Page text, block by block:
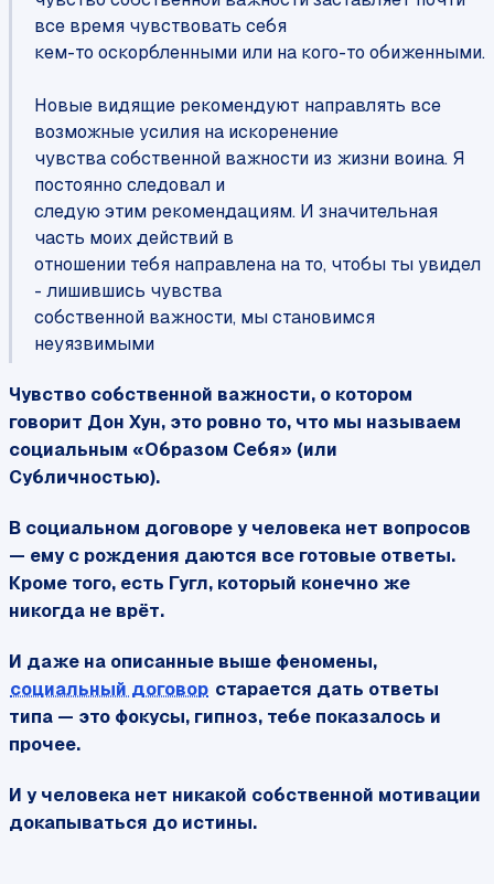
все время чувствовать себя
кем-то оскорбленными или на кого-то обиженными.
Новые видящие рекомендуют направлять все
возможные усилия на искоренение
чувства собственной важности из жизни воина. Я
постоянно следовал и
следую этим рекомендациям. И значительная
часть моих действий в
отношении тебя направлена на то, чтобы ты увидел
- лишившись чувства
собственной важности, мы становимся
неуязвимыми
Чувство собственной важности, о котором
говорит Дон Хун, это ровно то, что мы называем
социальным «Образом Себя» (или
Субличностью).
В социальном договоре у человека нет вопросов
— ему с рождения даются все готовые ответы.
Кроме того, есть Гугл, который конечно же
никогда не врёт.
И даже на описанные выше феномены,
социальный договор старается дать ответы
типа — это фокусы, гипноз, тебе показалось и
прочее.
И у человека нет никакой собственной мотивации
докапываться до истины.